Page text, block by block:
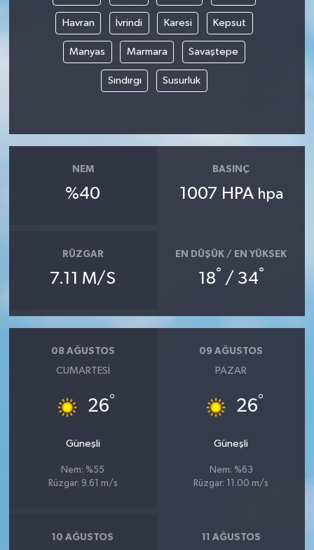
Havran İvrindi Karesi Kepsut
Manyas Marmara Savaştepe
Sındırgı Susurluk
NEM
%40
BASINÇ
1007 HPA hpa
RÜZGAR
7.11 M/S
EN DÜŞÜK / EN YÜKSEK
18° / 34°
08 AĞUSTOS
CUMARTESI
26°
Güneşli
Nem: %55
Rüzgar: 9.61 m/s
09 AĞUSTOS
PAZAR
26°
Güneşli
Nem: %63
Rüzgar: 11.00 m/s
10 AĞUSTOS 11 AĞUSTOS